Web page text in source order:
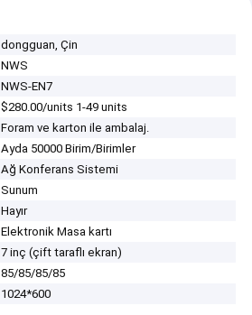
dongguan, Çin
NWS
NWS-EN7
$280.00/units 1-49 units
Foram ve karton ile ambalaj.
Ayda 50000 Birim/Birimler
Ağ Konferans Sistemi
Sunum
Hayır
Elektronik Masa kartı
7 inç (çift taraflı ekran)
85/85/85/85
1024*600